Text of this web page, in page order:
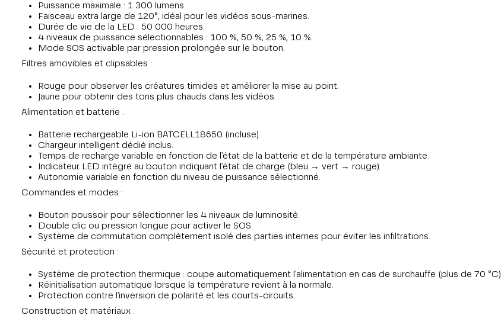
Puissance maximale : 1 300 lumens.
Faisceau extra large de 120°, idéal pour les vidéos sous-marines.
Durée de vie de la LED : 50 000 heures.
4 niveaux de puissance sélectionnables : 100 %, 50 %, 25 %, 10 %.
Mode SOS activable par pression prolongée sur le bouton.
Filtres amovibles et clipsables :
Rouge pour observer les créatures timides et améliorer la mise au point.
Jaune pour obtenir des tons plus chauds dans les vidéos.
Alimentation et batterie :
Batterie rechargeable Li-ion BATCELL18650 (incluse).
Chargeur intelligent dédié inclus.
Temps de recharge variable en fonction de l'état de la batterie et de la température ambiante.
Indicateur LED intégré au bouton indiquant l'état de charge (bleu → vert → rouge).
Autonomie variable en fonction du niveau de puissance sélectionné.
Commandes et modes :
Bouton poussoir pour sélectionner les 4 niveaux de luminosité.
Double clic ou pression longue pour activer le SOS.
Système de commutation complètement isolé des parties internes pour éviter les infiltrations.
Sécurité et protection :
Système de protection thermique : coupe automatiquement l'alimentation en cas de surchauffe (plus de 70 °C).
Réinitialisation automatique lorsque la température revient à la normale.
Protection contre l'inversion de polarité et les courts-circuits.
Construction et matériaux :